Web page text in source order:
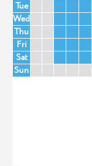
Tue
Wed
Thu
Fri
Sat
Sun